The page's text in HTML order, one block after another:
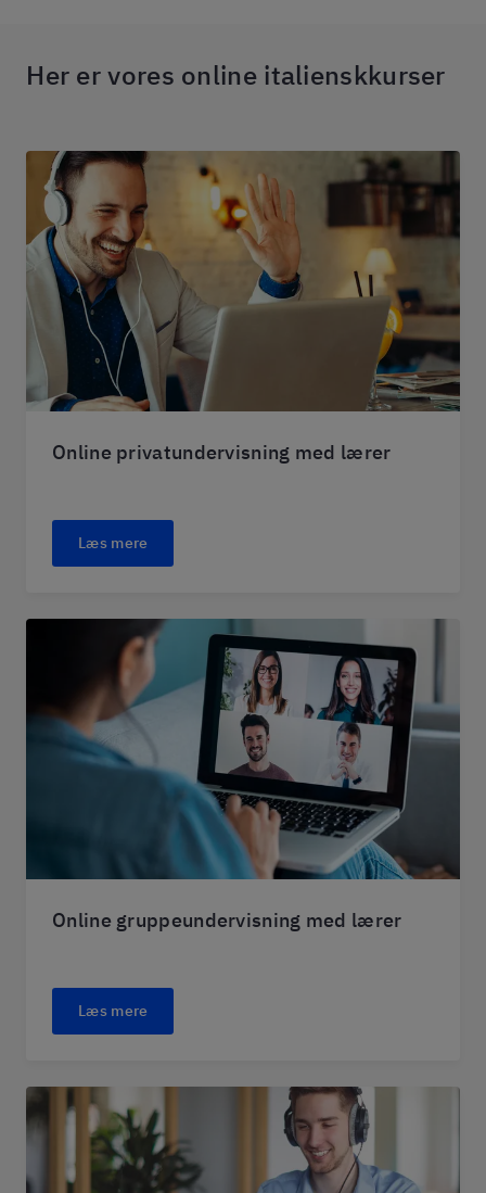
Her er vores online italienskkurser
Online privatundervisning med lærer
Læs mere
Online gruppeundervisning med lærer
Læs mere